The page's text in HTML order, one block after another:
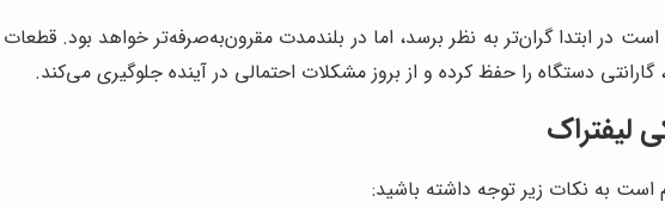
در ابتدا گران‌تر به نظر برسد، اما در بلندمدت مقرون‌به‌صرفه‌تر خواهد بود.
دستگاه را حفظ کرده و از بروز مشکلات احتمالی در آینده جلوگیری می‌کند.
لیفتراک
است به نکات زیر توجه داشته باشید: